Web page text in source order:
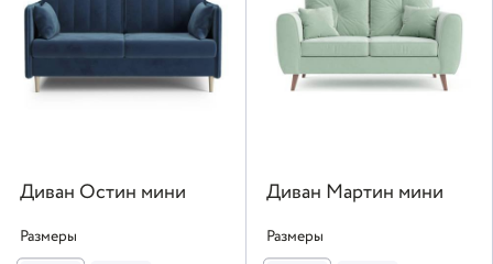
Диван Остин мини
Размеры
Диван Мартин мини
Размеры